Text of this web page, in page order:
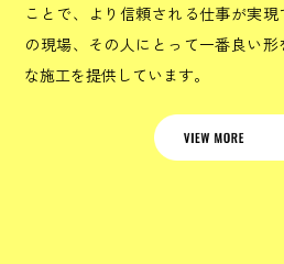
ことで、より信頼される仕事が実
の現場、その人にとって一番良い
な施工を提供しています。